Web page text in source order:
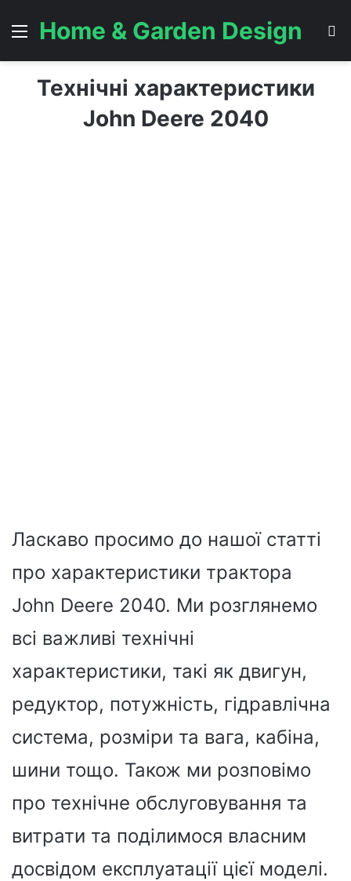
Menu
Home & Garden Design
Технічні характеристики
John Deere 2040
Ласкаво просимо до нашої статті
про характеристики трактора
John Deere 2040. Ми розглянемо
всі важливі технічні
характеристики, такі як двигун,
редуктор, потужність, гідравлічна
система, розміри та вага, кабіна,
шини тощо. Також ми розповімо
про технічне обслуговування та
витрати та поділимося власним
досвідом експлуатації цієї моделі.